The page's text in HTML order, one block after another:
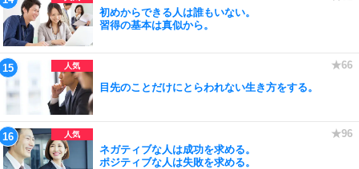
初めからできる人は誰もいない。
習得の基本は真似から。
目先のことだけにとらわれない生き方をする。
ネガティブな人は成功を求める。
ポジティブな人は失敗を求める。